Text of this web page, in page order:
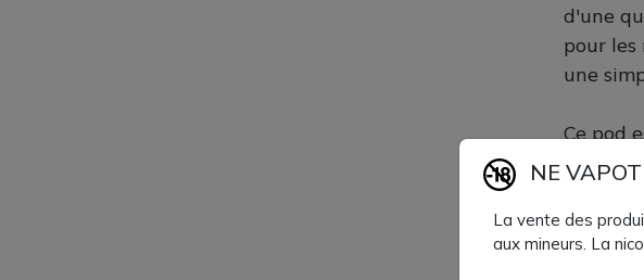
d'une
pour
une
Ce pod
Ce kit
NE
La vente des
aux mineurs. La